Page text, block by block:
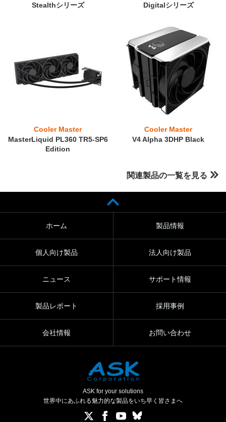
Stealthシリーズ
Digitalシリーズ
Cooler Master
MasterLiquid PL360 TR5-SP6
Edition
Cooler Master
V4 Alpha 3DHP Black
関連製品の一覧を見る
ホーム 製品情報
個人向け製品 法人向け製品
ニュース サポート情報
製品レポート 採用事例
会社情報 お問い合わせ
ASK for your solutions
世界中にあふれる魅力的な製品をいち早く皆さまへ